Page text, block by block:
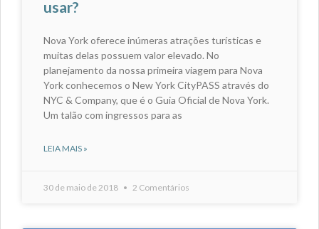
usar?
Nova York oferece inúmeras atrações turísticas e
muitas delas possuem valor elevado. No
planejamento da nossa primeira viagem para Nova
York conhecemos o New York CityPASS através do
NYC & Company, que é o Guia Oficial de Nova York.
Um talão com ingressos para as
LEIA MAIS »
30 de maio de 2018 2 Comentários